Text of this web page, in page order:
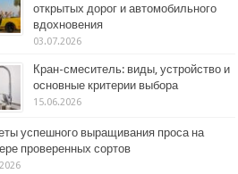
открытых дорог и автомобильного
вдохновения
03.07.2026
Кран-смеситель: виды, устройство и
основные критерии выбора
15.06.2026
успешного выращивания проса на
проверенных сортов